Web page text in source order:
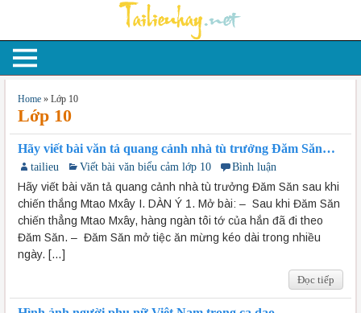
Home » Lớp 10
Lớp 10
Hãy viết bài văn tả quang cảnh nhà tù trưởng Đăm Săn
sau khi chiến thắng Mtao Mxây
tailieu Viết bài văn biểu cảm lớp 10 Bình luận
Hãy viết bài văn tả quang cảnh nhà tù trưởng Đăm Săn sau khi
chiến thắng Mtao Mxây I. DÀN Ý 1. Mở bài: – Sau khi Đăm Săn
chiến thẳng Mtao Mxây, hàng ngàn tôi tớ của hắn đã đi theo
Đăm Săn. – Đăm Săn mở tiệc ăn mừng kéo dài trong nhiều
ngày. […]
Đọc tiếp